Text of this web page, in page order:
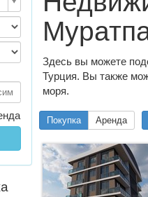
Здесь вы можете
Турция. Вы также
моря.
Покупка Аренда